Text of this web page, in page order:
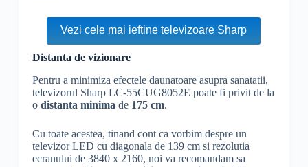
Vezi cele mai ieftine televizoare Sharp
Distanta de vizionare
Pentru a minimiza efectele daunatoare asupra sanatatii,
televizorul Sharp LC-55CUG8052E poate fi privit de la
o distanta minima de 175 cm.
Cu toate acestea, tinand cont ca vorbim despre un
televizor LED cu diagonala de 139 cm si rezolutia
ecranului de 3840 x 2160, noi va recomandam sa